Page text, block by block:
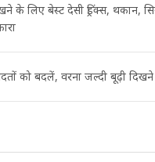
के लिए बेस्ट देसी ड्रिंक्स, थकान,
को बदलें, वरना जल्दी बूढ़ी दिखने